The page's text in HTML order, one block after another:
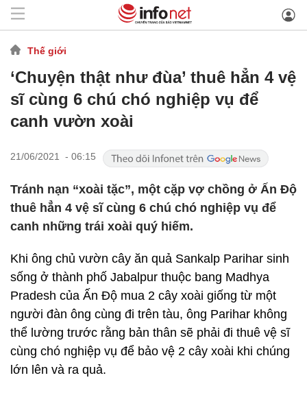
Thế giới
‘Chuyện thật như đùa’ thuê hẳn 4 vệ
sĩ cùng 6 chú chó nghiệp vụ để
canh vườn xoài
21/06/2021 - 06:15
Tránh nạn “xoài tặc”, một cặp vợ chồng ở Ấn Độ
thuê hẳn 4 vệ sĩ cùng 6 chú chó nghiệp vụ để
canh những trái xoài quý hiếm.
Khi ông chủ vườn cây ăn quả Sankalp Parihar sinh
sống ở thành phố Jabalpur thuộc bang Madhya
Pradesh của Ấn Độ mua 2 cây xoài giống từ một
người đàn ông cùng đi trên tàu, ông Parihar không
thể lường trước rằng bản thân sẽ phải đi thuê vệ sĩ
cùng chó nghiệp vụ để bảo vệ 2 cây xoài khi chúng
lớn lên và ra quả.